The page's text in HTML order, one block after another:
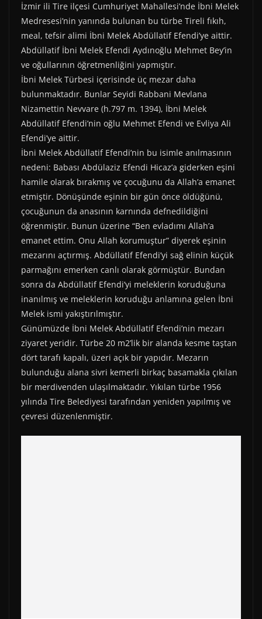
e
b
o
o
k
w
i
t
t
e
r
)
t
e
r
e
s
t
t
s
A
p
p
e
g
r
a
m
k
İzmir ili Tire ilçesi Cumhuriyet Mahallesi’nde İbni Melek
Medresesi’nin yanında bulunan bu türbe Tireli fıkıh,
meal, tefsir alimi İbni Melek Abdüllatif Efendi’ye aittir.
Abdüllatif İbni Melek Efendi Aydınoğlu Mehmet Bey’in
ve oğullarının öğretmenliğini yapmıştır.
İbni Melek Türbesi içerisinde üç mezar daha
bulunmaktadır. Bunlar Seyidi Rabbani Mevlana
Nizamettin Nevvare (h.797 m. 1394), İbni Melek
Abdüllatif Efendi’nin oğlu Mehmet Efendi ve Evliya Ali
Efendi’ye aittir.
İbni Melek Abdüllatif Efendi’nin bu isimle anılmasının
nedeni: Babası Abdülaziz Efendi Hicaz’a giderken eşini
hamile olarak bırakmış ve çocuğunu da Allah’a emanet
etmiştir. Dönüşünde eşinin bir gün önce öldüğünü,
çocuğunun da anasının karnında defnedildiğini
öğrenmiştir. Bunun üzerine “Ben evladımı Allah’a
emanet ettim. Onu Allah korumuştur” diyerek eşinin
mezarını açtırmış. Abdüllatif Efendi’yi sağ elinin küçük
parmağını emerken canlı olarak görmüştür. Bundan
sonra da Abdüllatif Efendi’yi meleklerin koruduğuna
inanılmış ve meleklerin koruduğu anlamına gelen İbni
Melek ismi yakıştırılmıştır.
Günümüzde İbni Melek Abdüllatif Efendi’nin mezarı
ziyaret yeridir. Türbe 20 m2’lik bir alanda kesme taştan
dört tarafı kapalı, üzeri açık bir yapıdır. Mezarın
bulunduğu alana sivri kemerli birkaç basamakla çıkılan
bir merdivenden ulaşılmaktadır. Yıkılan türbe 1956
yılında Tire Belediyesi tarafından yeniden yapılmış ve
çevresi düzenlenmiştir.